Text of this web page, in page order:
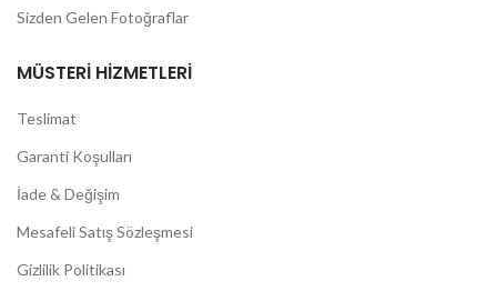
Sizden Gelen Fotoğraflar
MÜSTERI HIZMETLERI
Teslimat
Garanti Koşulları
İade & Değişim
Mesafeli Satış Sözleşmesi
Gizlilik Politikası